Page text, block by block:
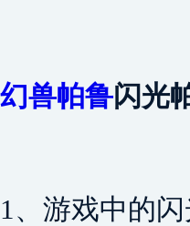
幻兽帕鲁闪光
1、游戏中的